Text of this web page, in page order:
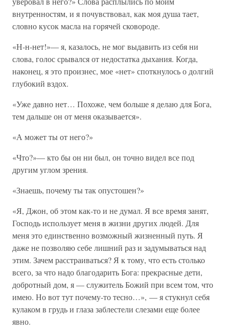
внутренностям, и я почувствовал, как моя душа тает,
словно кусок масла на горячей сковороде.
«Н-н-нет!»— я, казалось, не мог выдавить из себя ни
слова, голос срывался от недостатка дыхания. Когда,
наконец, я это произнес, мое «нет» споткнулось о долгий
глубокий вздох.
«Уже давно нет… Похоже, чем больше я делаю для Бога,
тем дальше он от меня оказывается».
«А может ты от него?»
«Что?»— кто бы он ни был, он точно видел все под
другим углом зрения.
«Знаешь, почему ты так опустошен?»
«Я, Джон, об этом как-то и не думал. Я все время занят,
Господь использует меня в жизни других людей. Для
меня это единственно возможный жизненный путь. Я
даже не позволяю себе лишний раз и задумываться над
этим. Зачем расстраиваться? Я к тому, что есть столько
всего, за что надо благодарить Бога: прекрасные дети,
добротный дом, я — служитель Божий при всем том, что
имею. Но вот тут почему-то тесно…», — я стукнул себя
кулаком в грудь и глаза заблестели слезами еще более
явно.